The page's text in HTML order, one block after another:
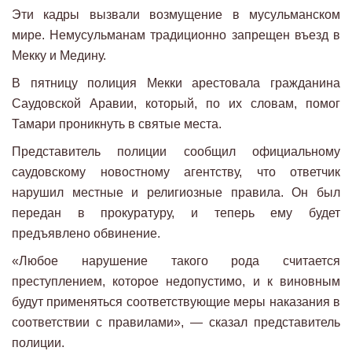
Эти кадры вызвали возмущение в мусульманском
мире. Немусульманам традиционно запрещен въезд в
Мекку и Медину.
В пятницу полиция Мекки арестовала гражданина
Саудовской Аравии, который, по их словам, помог
Тамари проникнуть в святые места.
Представитель полиции сообщил официальному
саудовскому новостному агентству, что ответчик
нарушил местные и религиозные правила. Он был
передан в прокуратуру, и теперь ему будет
предъявлено обвинение.
«Любое нарушение такого рода считается
преступлением, которое недопустимо, и к виновным
будут применяться соответствующие меры наказания в
соответствии с правилами», — сказал представитель
полиции.